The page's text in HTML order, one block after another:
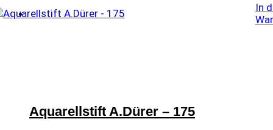
In
Aquarellstift A.Dürer – 175